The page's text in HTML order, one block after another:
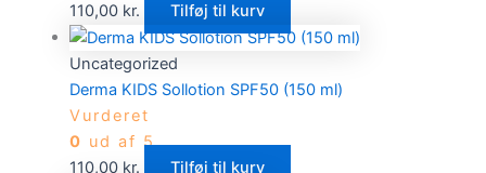
110,00 kr. Tilføj til kurv
Uncategorized
Derma KIDS Sollotion SPF50 (150 ml)
Vurderet
0 ud af 5
110,00 kr. Tilføj til kurv